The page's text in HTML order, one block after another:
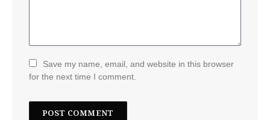
Save my name, email, and website in this browser
for the next time I comment.